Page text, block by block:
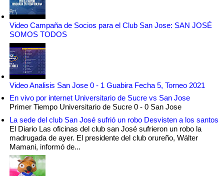
Video Campaña de Socios para el Club San Jose: SAN JOSÉ
SOMOS TODOS
Video Analisis San Jose 0 - 1 Guabira Fecha 5, Torneo 2021
En vivo por internet Universitario de Sucre vs San Jose
Primer Tiempo Universitario de Sucre 0 - 0 San Jose
La sede del club San José sufrió un robo Desvisten a los santos
El Diario Las oficinas del club san José sufrieron un robo la
madrugada de ayer. El presidente del club orureño, Wálter
Mamani, informó de...